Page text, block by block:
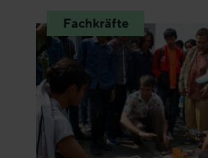
Fachkräfte